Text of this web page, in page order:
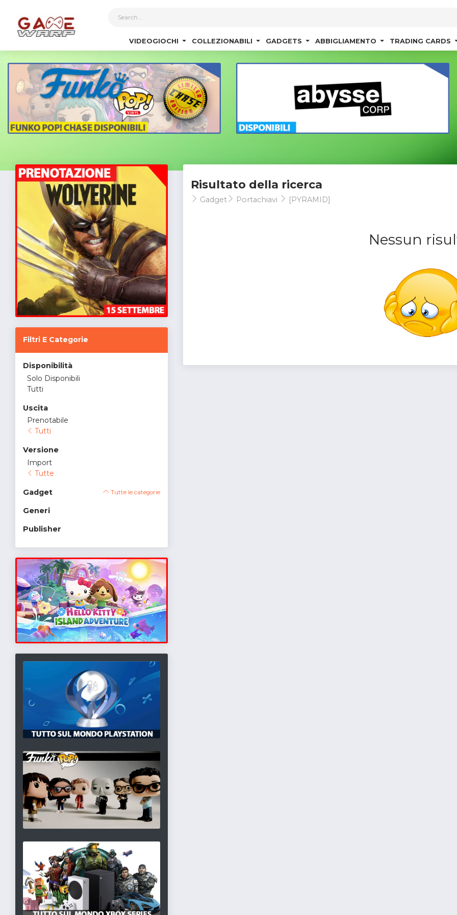
VIDEOGIOCHI COLLEZIONABILI GADGETS ABBIGLIAMENTO TRADING CARDS
Filtri E Categorie
Disponibilità
Solo Disponibili
Tutti
Uscita
Prenotabile
Tutti
Versione
Import
Tutte
Gadget Tutte le categorie
Generi
Publisher
Risultato della ricerca
Gadget Portachiavi [PYRAMID]
Nessun